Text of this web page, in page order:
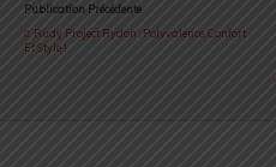
Publication Précédente
Rudy Project Rydon : Polyvalence, Confort
Et Style !